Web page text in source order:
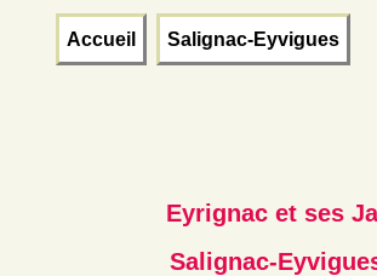
Accueil Salignac-Eyvigues
Eyrignac et ses
Salignac-